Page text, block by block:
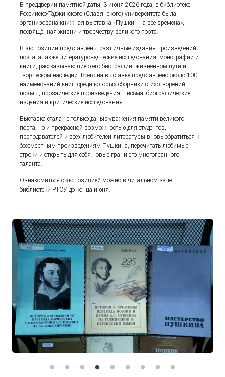
В преддверии памятной даты, 3 июня 2026 года, в библиотеке
Российско-Таджикского (Славянского) университета была
организована книжная выставка «Пушкин на все времена»,
посвящённая жизни и творчеству великого поэта.
В экспозиции представлены различные издания произведений
поэта, а также литературоведческие исследования, монографии и
книги, рассказывающие о его биографии, жизненном пути и
творческом наследии. Всего на выставке представлено около 100
наименований книг, среди которых сборники стихотворений,
поэмы, прозаические произведения, письма, биографические
издания и критические исследования.
Выставка стала не только данью уважения памяти великого
поэта, но и прекрасной возможностью для студентов,
преподавателей и всех любителей литературы вновь обратиться к
бессмертным произведениям Пушкина, перечитать любимые
строки и открыть для себя новые грани его многогранного
таланта.
Ознакомиться с экспозицией можно в читальном зале
библиотеки РТСУ до конца июня.